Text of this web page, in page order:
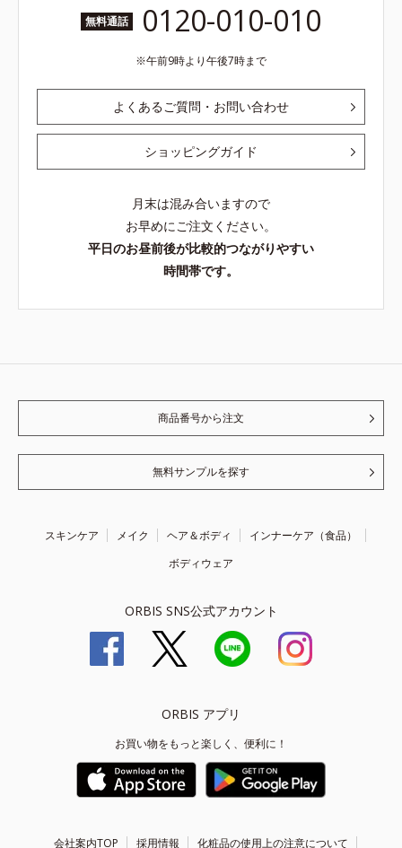
無料通話 0120-010-010
午前9時より午後7時まで
よくあるご質問・お問い合わせ
ショッピングガイド
月末は混み合いますので
お早めにご注文ください。
平日のお昼前後が比較的つながりやすい
時間帯です。
商品番号から注文
無料サンプルを探す
スキンケア メイク ヘア＆ボディ
インナーケア（食品）
ボディウェア
ORBIS SNS公式アカウント
ORBIS アプリ
お買い物をもっと楽しく、便利に！
会社案内TOP 採用情報 化粧品の使用上の注意について